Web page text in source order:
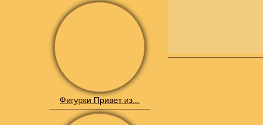
Фигурки Привет из...